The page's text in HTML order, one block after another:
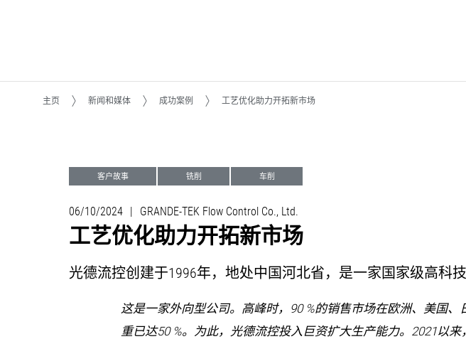
主页 新闻和媒体 成功案例 工艺优化助力开拓新市场
客户故事 铣削 车削
06/10/2024 | GRANDE-TEK Flow Control Co., Ltd.
工艺优化助力开拓新市场
光德流控创建于1996年，地处中国河北省，是一家国家级高科
这是一家外向型公司。高峰时，90 %的销售市场在欧洲、美国
重已达50 %。为此，光德流控投入巨资扩大生产能力。2021以